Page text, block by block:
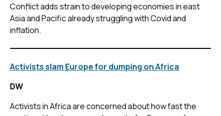
Conflict adds strain to developing economies in east
Asia and Pacific already struggling with Covid and
inflation.
Activists slam Europe for dumping on Africa
DW
Activists in Africa are concerned about how fast the